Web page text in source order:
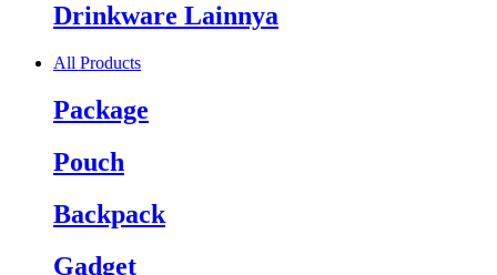
Drinkware Lainnya
All Products
Package
Pouch
Backpack
Gadget